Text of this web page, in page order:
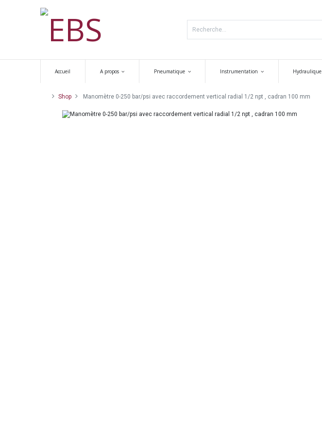
Accueil A propos Pneumatique Instrumentation Hydraulique
Shop Manomètre 0-250 bar/psi avec raccordement vertical radial 1/2 npt , cadran 100 mm